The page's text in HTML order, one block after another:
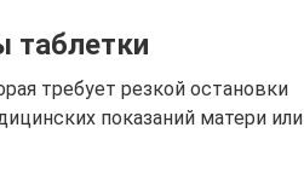
таблетки
требует резкой остановки
показаний матери или